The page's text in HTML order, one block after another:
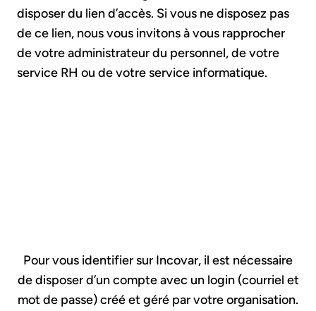
disposer du lien d’accès. Si vous ne disposez pas
de ce lien, nous vous invitons à vous rapprocher
de votre administrateur du personnel, de votre
service RH ou de votre service informatique.
Pour vous identifier sur Incovar, il est nécessaire
de disposer d’un compte avec un login (courriel et
mot de passe) créé et géré par votre organisation.